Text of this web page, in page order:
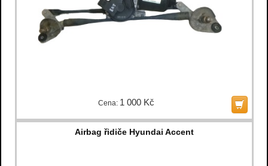
Cena: 1 000 Kč
Airbag řidiče Hyundai Accent